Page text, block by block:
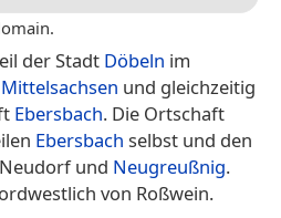
der Stadt Döbeln im
und gleichzeitig
Ebersbach. Die Ortschaft
Ebersbach selbst und den
und Neugreußnig.
von Roßwein.